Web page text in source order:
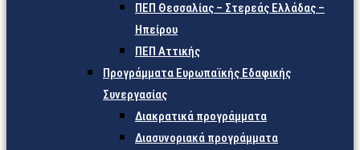
ΠΕΠ Θεσσαλίας – Στερεάς Ελλάδας –
Ηπείρου
ΠΕΠ Αττικής
Προγράμματα Ευρωπαϊκής Εδαφικής
Συνεργασίας
Διακρατικά προγράμματα
Διασυνοριακά προγράμματα